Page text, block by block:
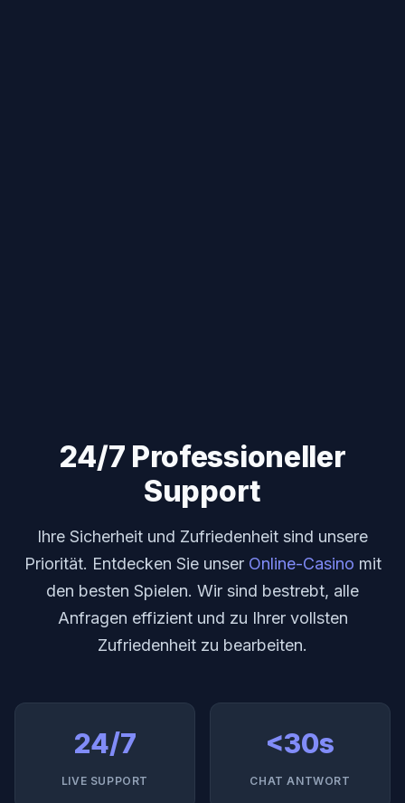
24/7 Professioneller
Support
Ihre Sicherheit und Zufriedenheit sind unsere
Priorität. Entdecken Sie unser Online-Casino mit
den besten Spielen. Wir sind bestrebt, alle
Anfragen effizient und zu Ihrer vollsten
Zufriedenheit zu bearbeiten.
24/7
LIVE SUPPORT
<30s
CHAT ANTWORT